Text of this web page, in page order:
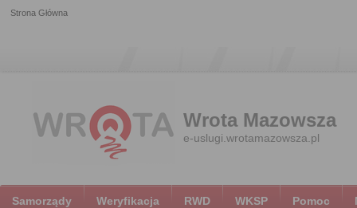
Strona Główna
Wrota Mazowsza
e-uslugi.wrotamazowsza.pl
Samorządy Weryfikacja RWD WKSP Pomoc